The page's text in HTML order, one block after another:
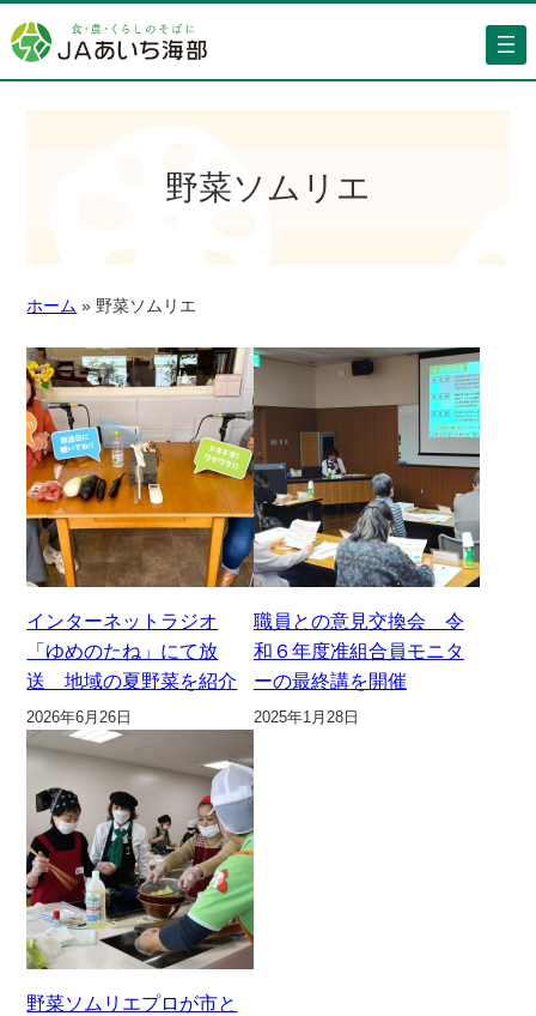
野菜ソムリエ
ホーム » 野菜ソムリエ
インターネットラジオ
「ゆめのたね」にて放
送 地域の夏野菜を紹介
2026年6月26日
職員との意見交換会 令
和６年度准組合員モニタ
ーの最終講を開催
2025年1月28日
野菜ソムリエプロが市と